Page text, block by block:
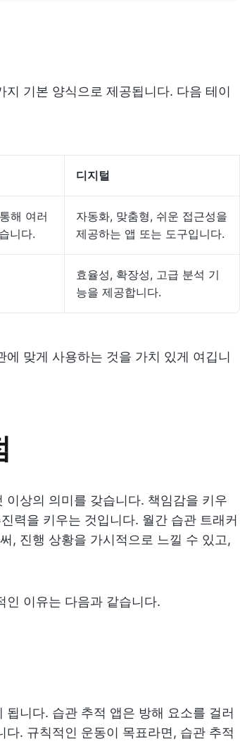
기본 양식으로 제공됩니다. 다음 테이
디지털
해 여러
니다.
자동화, 맞춤형, 쉬운 접근성을
제공하는 앱 또는 도구입니다.
효율성, 확장성, 고급 분석 기
능을 제공합니다.
맞게 사용하는 것을 가치 있게 여깁니
상의 의미를 갖습니다. 책임감을 키우
력을 키우는 것입니다. 월간 습관 트래커
, 진행 상황을 가시적으로 느낄 수 있고,
인 이유는 다음과 같습니다.
니다. 습관 추적 앱은 방해 요소를 걸러
. 규칙적인 운동이 목표라면, 습관 추적